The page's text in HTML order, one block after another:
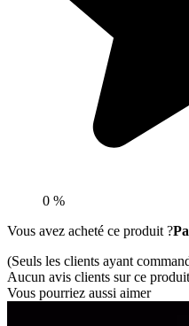
0 %
Vous avez acheté ce produit ?
(Seuls les clients ayant
Aucun avis clients sur ce
Vous pourriez aussi aimer